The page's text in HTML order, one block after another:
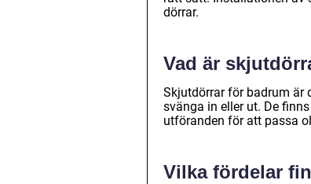
dörrar.
Vad är
Skjutdörrar för badrum är
svänga in eller ut. De
utföranden för att passa
Vilka fördelar